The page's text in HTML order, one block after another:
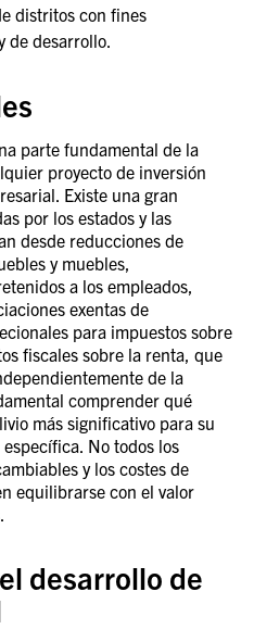
distritos con fines
de desarrollo.
parte fundamental de la
proyecto de inversión
Existe una gran
por los estados y las
desde reducciones de
y muebles,
a los empleados,
exentas de
para impuestos sobre
fiscales sobre la renta, que
de la
comprender qué
más significativo para su
No todos los
y los costes de
equilibrarse con el valor
desarrollo de